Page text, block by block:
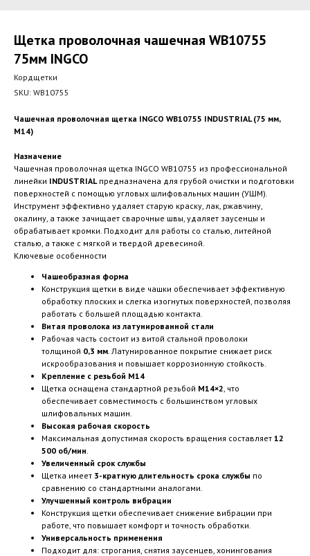
Щетка проволочная чашечная WB10755
75мм INGCO
Кордщетки
SKU: WB10755
Чашечная проволочная щетка INGCO WB10755 INDUSTRIAL (75 мм,
М14)
Назначение
Чашечная проволочная щетка INGCO WB10755 из профессиональной
линейки INDUSTRIALпредназначена для грубой очистки и подготовки
поверхностей с помощью угловых шлифовальных машин (УШМ).
Инструмент эффективно удаляет старую краску, лак, ржавчину,
окалину, а также зачищает сварочные швы, удаляет заусенцы и
обрабатывает кромки. Подходит для работы со сталью, литейной
сталью, а также с мягкой и твердой древесиной.
Ключевые особенности
Чашеобразная форма
Конструкция щетки в виде чашки обеспечивает эффективную
обработку плоских и слегка изогнутых поверхностей, позволяя
работать с большей площадью контакта.
Витая проволока из латунированной стали
Рабочая часть состоит из витой стальной проволоки
толщиной 0,3 мм. Латунированное покрытие снижает риск
искрообразования и повышает коррозионную стойкость.
Крепление с резьбой М14
Щетка оснащена стандартной резьбой М14×2, что
обеспечивает совместимость с большинством угловых
шлифовальных машин.
Высокая рабочая скорость
Максимальная допустимая скорость вращения составляет 12
500 об/мин.
Увеличенный срок службы
Щетка имеет 3-кратную длительность срока службы по
сравнению со стандартными аналогами.
Улучшенный контроль вибрации
Конструкция щетки обеспечивает снижение вибрации при
работе, что повышает комфорт и точность обработки.
Универсальность применения
Подходит для: строгания, снятия заусенцев, хонингования